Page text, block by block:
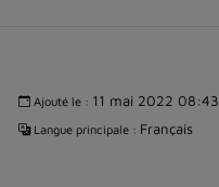
Ajouté le : 11 mai 2022 08:43
Langue principale : Français